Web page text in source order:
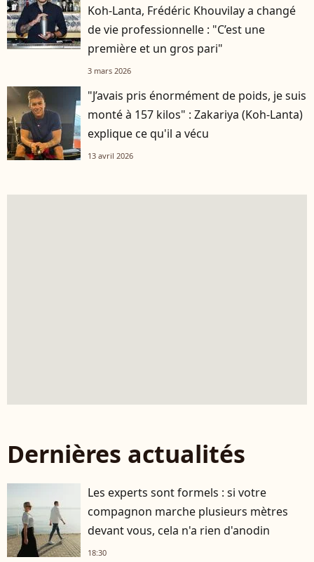
Koh-Lanta, Frédéric Khouvilay a changé
de vie professionnelle : "C’est une
première et un gros pari"
3 mars 2026
"J’avais pris énormément de poids, je suis
monté à 157 kilos" : Zakariya (Koh-Lanta)
explique ce qu'il a vécu
13 avril 2026
Dernières actualités
Les experts sont formels : si votre
compagnon marche plusieurs mètres
devant vous, cela n'a rien d'anodin
18:30